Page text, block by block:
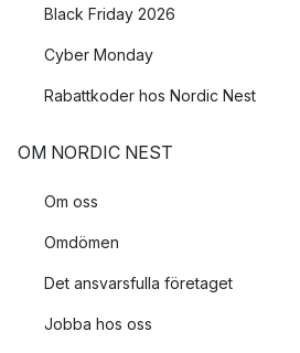
Black Friday 2026
Cyber Monday
Rabattkoder hos Nordic Nest
OM NORDIC NEST
Om oss
Omdömen
Det ansvarsfulla företaget
Jobba hos oss